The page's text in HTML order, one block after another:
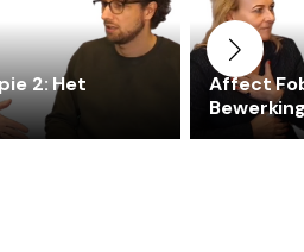
en de Balintgroep.
2: Het
Affect